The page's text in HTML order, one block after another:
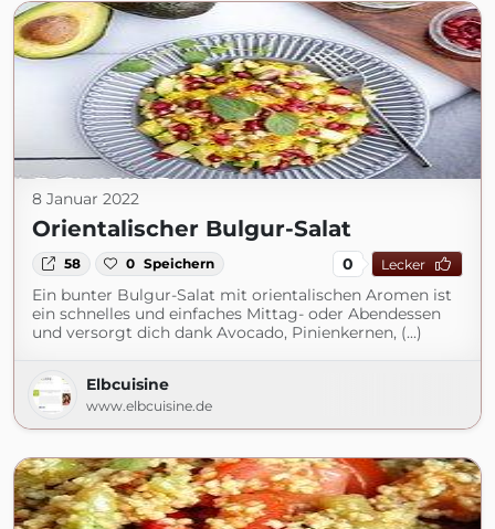
8 Januar 2022
Orientalischer Bulgur-Salat
58 0 Speichern 0 Lecker
Ein bunter Bulgur-Salat mit orientalischen Aromen ist
ein schnelles und einfaches Mittag- oder Abendessen
und versorgt dich dank Avocado, Pinienkernen, (...)
Elbcuisine
www.elbcuisine.de